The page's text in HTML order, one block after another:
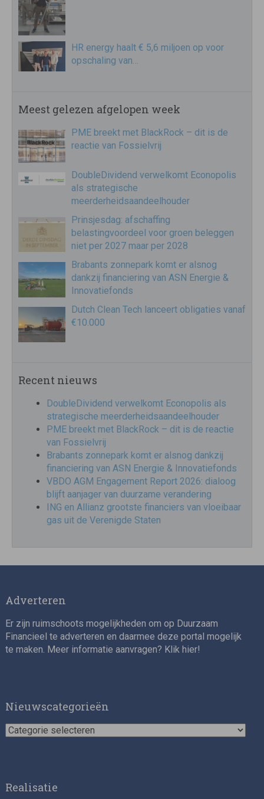
HR energy haalt € 5,6 miljoen op voor
opschaling van…
Meest gelezen afgelopen week
PME breekt met BlackRock – dit is de
reactie van Fossielvrij
DoubleDividend verwelkomt Econopolis
als strategische
meerderheidsaandeelhouder
Prinsjesdag: afschaffing
belastingvoordeel voor groen beleggen
niet per 2027 maar per 2028
Brabants zonnepark komt er alsnog
dankzij financiering van ASN Energie &
Innovatiefonds
Dutch Clean Tech lanceert obligaties vanaf
€10.000
Recent nieuws
DoubleDividend verwelkomt Econopolis als
strategische meerderheidsaandeelhouder
PME breekt met BlackRock – dit is de reactie
van Fossielvrij
Brabants zonnepark komt er alsnog dankzij
financiering van ASN Energie & Innovatiefonds
VBDO AGM Engagement Report 2026: dialoog
blijft aanjager van duurzame verandering
ING en Allianz grootste financiers van vloeibaar
gas uit de Verenigde Staten
Adverteren
Er zijn ruimschoots mogelijkheden om op Duurzaam
Financieel te adverteren en daarmee deze portal mogelijk
te maken. Meer informatie aanvragen? Klik hier!
Nieuwscategorieën
Nieuwscategorieën
Realisatie